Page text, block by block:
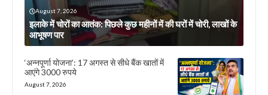
August 7, 2026
इलाके में चोरों का आतंक: पिछले कुछ महीनों में की घरों में चोरी, लाखों के
आभूषण पार
‘अन्नपूर्णा योजना’: 17 अगस्त से सीधे बैंक खातों में
आएंगे 3000 रुपये
August 7, 2026